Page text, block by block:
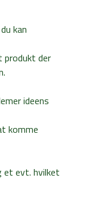
kan
produkt der
ideens
komme
et evt. hvilket